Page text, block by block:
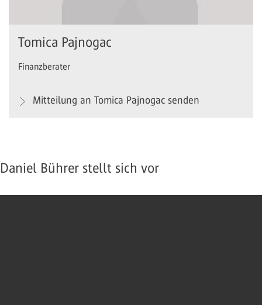
Tomica Pajnogac
Finanzberater
Mitteilung an Tomica Pajnogac senden
Daniel Bührer stellt sich vor